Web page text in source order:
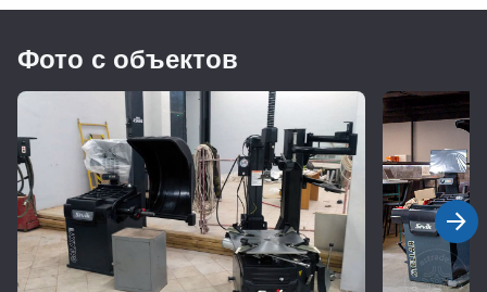
(ручной переключатель скорости рабочего стола).
Фото с объектов